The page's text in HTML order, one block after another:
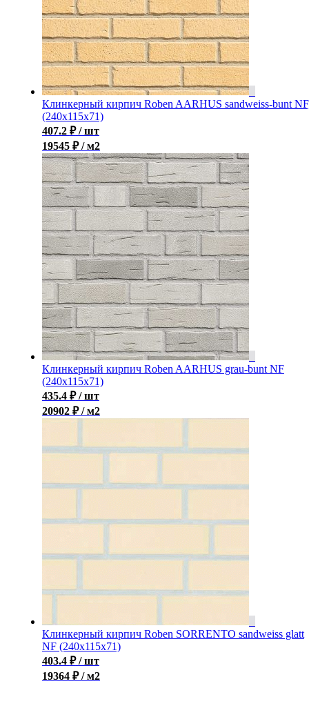
Клинкерный кирпич Roben AARHUS sandweiss-bunt
(240х115х71)
407.2 ₽ / шт
19545 ₽ / м2
Клинкерный кирпич Roben AARHUS grau-bunt NF
(240х115х71)
435.4 ₽ / шт
20902 ₽ / м2
Клинкерный кирпич Roben SORRENTO sandweiss glatt
NF (240x115x71)
403.4 ₽ / шт
19364 ₽ / м2